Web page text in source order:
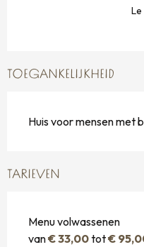
TOEGANKELIJKHEID
Huis voor mensen met
TARIEVEN
Menu volwassenen
van€ 33,00tot€